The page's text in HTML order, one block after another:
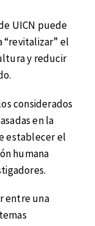
UICN puede
el
y reducir
considerados
en la
establecer el
humana
entre una